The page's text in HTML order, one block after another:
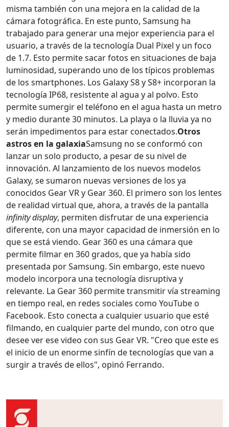
misma también con una mejora en la calidad de la
cámara fotográfica. En este punto, Samsung ha
trabajado para generar una mejor experiencia para el
usuario, a través de la tecnología Dual Pixel y un foco
de 1.7. Esto permite sacar fotos en situaciones de baja
luminosidad, superando uno de los típicos problemas
de los smartphones. Los Galaxy S8 y S8+ incorporan la
tecnología IP68, resistente al agua y al polvo. Esto
permite sumergir el teléfono en el agua hasta un metro
y medio durante 30 minutos. La playa o la lluvia ya no
serán impedimentos para estar conectados.Otros
astros en la galaxiaSamsung no se conformó con
lanzar un solo producto, a pesar de su nivel de
innovación. Al lanzamiento de los nuevos modelos
Galaxy, se sumaron nuevas versiones de los ya
conocidos Gear VR y Gear 360. El primero son los lentes
de realidad virtual que, ahora, a través de la pantalla
infinity display, permiten disfrutar de una experiencia
diferente, con una mayor capacidad de inmersión en lo
que se está viendo. Gear 360 es una cámara que
permite filmar en 360 grados, que ya había sido
presentada por Samsung. Sin embargo, este nuevo
modelo incorpora una tecnología disruptiva y
relevante. La Gear 360 permite transmitir vía streaming
en tiempo real, en redes sociales como YouTube o
Facebook. Esto conecta a cualquier usuario que esté
filmando, en cualquier parte del mundo, con otro que
desee ver ese video con sus Gear VR. "Creo que este es
el inicio de un enorme sinfín de tecnologías que van a
surgir a través de ellos", opinó Ferrando.